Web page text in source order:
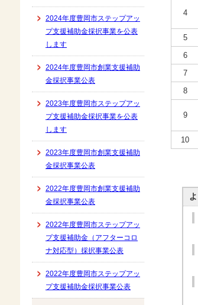
4
5
6
7
8
9
10
2024年度豊岡市ステップアッ
プ支援補助金採択事業を公表
します
2024年度豊岡市創業支援補助
金採択事業公表
2023年度豊岡市ステップアッ
プ支援補助金採択事業を公表
します
2023年度豊岡市創業支援補助
金採択事業公表
2022年度豊岡市創業支援補助
金採択事業公表
2022年度豊岡市ステップアッ
プ支援補助金（アフターコロ
ナ対応型）採択事業公表
2022年度豊岡市ステップアッ
プ支援補助金採択事業公表